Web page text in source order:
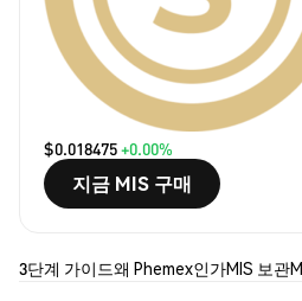
$0.018475+0.00%
지금 MIS 구매
3단계 가이드왜 Phemex인가MIS 보관